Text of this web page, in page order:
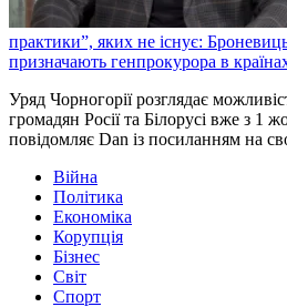
практики”, яких не існує:
призначають генпрокурора в
Уряд Чорногорії розглядає
громадян Росії та Білорусі вже з 1
повідомляє Dan із посиланням на
Війна
Політика
Економіка
Корупція
Бізнес
Світ
Спорт